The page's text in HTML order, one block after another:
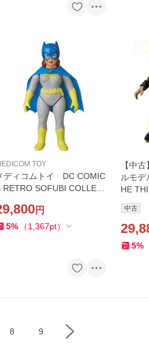
TOY
ディコムトイ DC COMIC
RETRO SOFUBI COLLEC
ットガール
円
5% （1,367pt）
【中
ルモデ
HE
中古
5%
8 9